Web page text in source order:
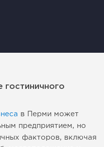
гостиничного
в Перми может
предприятием, но
факторов, включая